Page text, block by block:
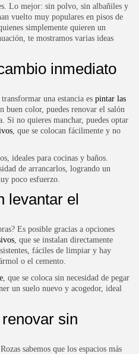
Lo mejor: sin polvo, sin albañiles y
vuelto muy populares en pisos de
simplemente quieren un
te mostramos varias ideas
inmediato
una estancia es pintar las
buen color, puedes renovar el salón
Si no quieres manchar, puedes optar
, que se colocan fácilmente y no
ideales para cocinas y baños.
de arrancarlos, logrando un
poco esfuerzo.
levantar el
Es posible gracias a opciones
, que se instalan directamente
fáciles de limpiar y hay
o el cemento.
, que se coloca sin necesidad de pegar
un suelo nuevo y acogedor, ideal
sin
sabemos que los espacios más